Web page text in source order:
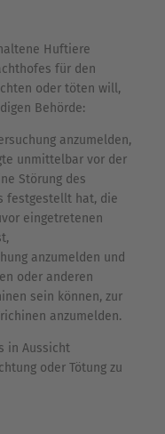
Huftiere
für den
oder töten will,
Behörde:
anzumelden,
unmittelbar vor der
Störung des
festgestellt hat, die
eingetretenen
anzumelden und
oder anderen
sein können, zur
anzumelden.
in Aussicht
oder Tötung zu